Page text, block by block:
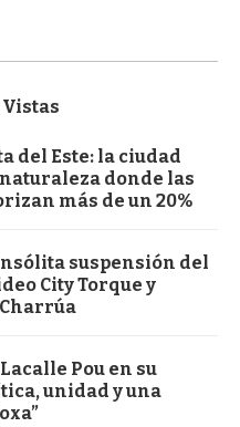
Vistas
del Este: la ciudad
donde las
más de un 20%
suspensión del
City Torque y
Pou en su
unidad y una